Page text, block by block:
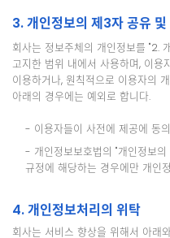
3. 개인정보의 제3자 공유 및
회사는 정보주체의 개인정보를 "2.
고지한 범위 내에서 사용하며, 이용
이용하거나, 원칙적으로 이용자의
아래의 경우에는 예외로 합니다.
- 이용자들이 사전에 제공에 동
- 개인정보보호법의 "개인정보
규정에 해당하는 경우에만 개인
4. 개인정보처리의 위탁
회사는 서비스 향상을 위해서 아래